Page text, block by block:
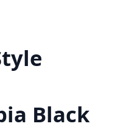
Black